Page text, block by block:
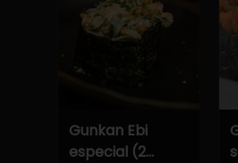
Gunkan Ebi
especial (2